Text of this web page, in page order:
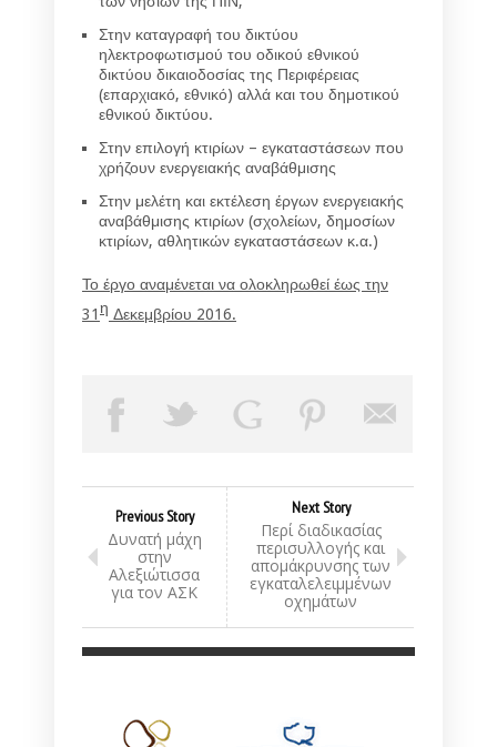
Στην καταγραφή του δικτύου
ηλεκτροφωτισμού του οδικού εθνικού
δικτύου δικαιοδοσίας της Περιφέρειας
(επαρχιακό, εθνικό) αλλά και του δημοτικού
εθνικού δικτύου.
Στην επιλογή κτιρίων – εγκαταστάσεων που
χρήζουν ενεργειακής αναβάθμισης
Στην μελέτη και εκτέλεση έργων ενεργειακής
αναβάθμισης κτιρίων (σχολείων, δημοσίων
κτιρίων, αθλητικών εγκαταστάσεων κ.α.)
Το έργο αναμένεται να ολοκληρωθεί έως την
31η Δεκεμβρίου 2016.
Previous Story
Δυνατή μάχη
στην
Αλεξιώτισσα
για τον ΑΣΚ
Next Story
Περί διαδικασίας
περισυλλογής και
απομάκρυνσης των
εγκαταλελειμμένων
οχημάτων